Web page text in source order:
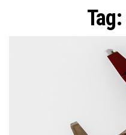
Tag: